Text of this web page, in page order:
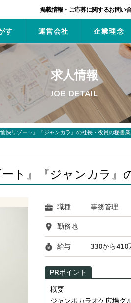
す 運営会社 企業理念
求人情報
JOB DETAIL
愉快リゾート』『ジャンカラ』の社長・役員の秘書業
ト』『ジャンカラ』
職種 事務管理
勤務地
給与 330から410
PRポイント
概要
ジャンボカラオケ広場グ